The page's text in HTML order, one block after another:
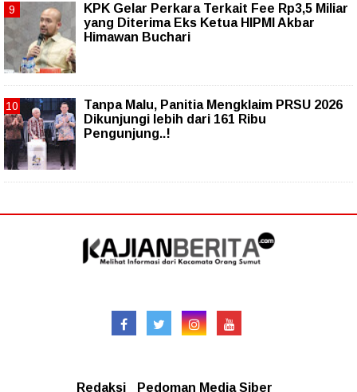
KPK Gelar Perkara Terkait Fee Rp3,5 Miliar
yang Diterima Eks Ketua HIPMI Akbar
Himawan Buchari
Tanpa Malu, Panitia Mengklaim PRSU 2026
Dikunjungi lebih dari 161 Ribu
Pengunjung..!
Redaksi
Pedoman Media Siber